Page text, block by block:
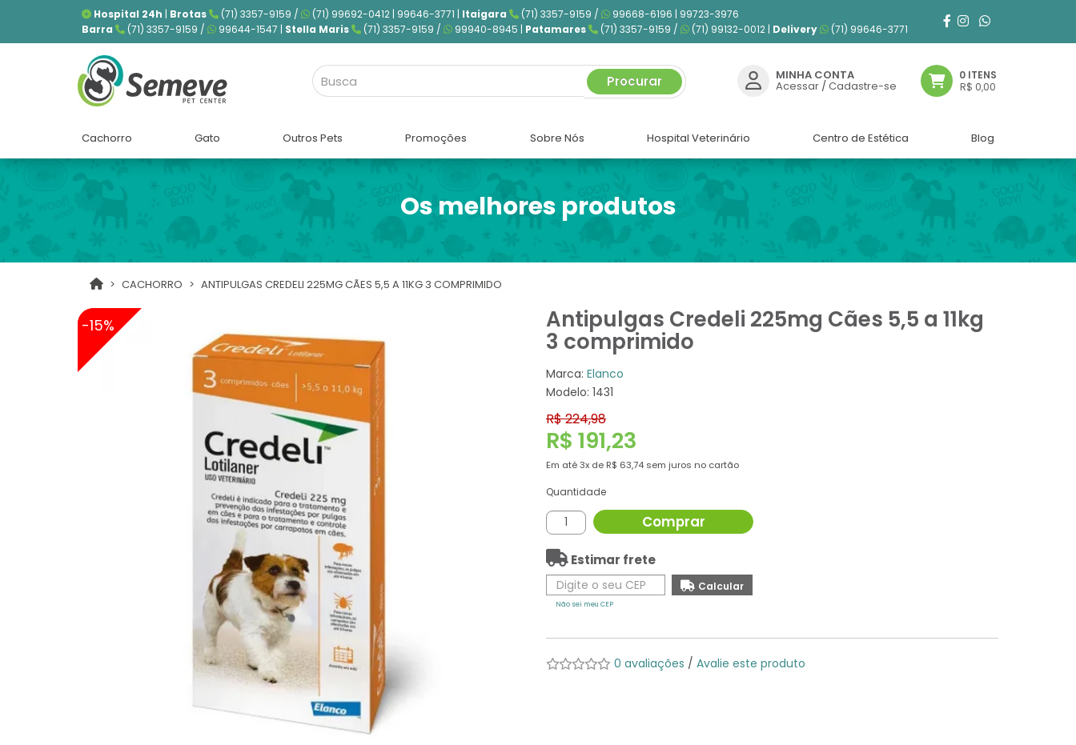
Hospital 24h | Brotas (71) 3357-9159 / (71) 99692-0412 | 99646-3771 | Itaigara (71) 3357-9159 /
99668-6196 | 99723-3976
Barra
(71) 3357-9159 / 99644-1547 | Stella Maris (71) 3357-9159 / 99940-8945 | Patamares (71) 3357-9159 / (71) 99132-0012 | Delivery (71) 99646-3771
MINHA CONTA
Acessar /Cadastre-se
0 ITENS
R$ 0,00
Procurar
Cachorro Gato Outros Pets Promoções Sobre Nós Hospital Veterinário Centro de Estética Blog
Os melhores produtos
CACHORRO ANTIPULGAS CREDELI 225MG CÃES 5,5 A 11KG 3 COMPRIMIDO
-15% Antipulgas Credeli 225mg Cães 5,5 a 11kg
3 comprimido
Marca: Elanco
Modelo: 1431
R$ 224,98
R$ 191,23
Em até3x de R$ 63,74 sem juros no cartão
Quantidade
Comprar
Estimar frete
Não sei meu CEP
0 avaliações / Avalie este produto